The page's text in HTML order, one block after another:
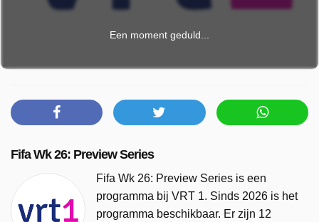
Een moment geduld...
Fifa Wk 26: Preview Series
Fifa Wk 26: Preview Series is een
programma bij VRT 1. Sinds 2026 is het
programma beschikbaar. Er zijn 12